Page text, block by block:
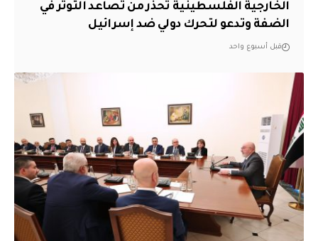
الخارجية الفلسطينية تحذر من تصاعد التوتر في
الضفة وتدعو لتحرك دولي ضد إسرائيل
قبل أسبوع واحد